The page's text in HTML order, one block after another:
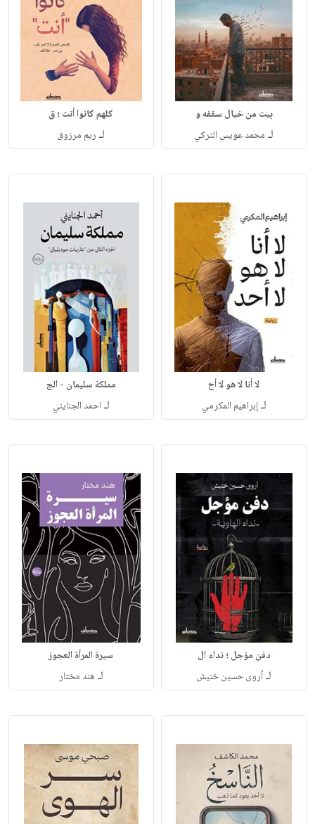
بيت من خيال سقفه و
لـ محمد عويس التركي
كلهم كانوا أنت ؛ ق
لـ ريم مرزوق
لا أنا لا هو لا أح
لـإبراهيم المكرمي
مملكة سليمان - الج
لـ احمد الجنايني
دفن مؤجل ؛ نداء ال
لـأروى حسين خنيش
سيرة المرأة العجوز
لـ هند مختار